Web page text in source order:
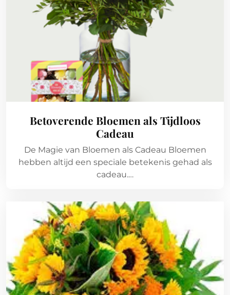
Betoverende Bloemen als Tijdloos
Cadeau
De Magie van Bloemen als Cadeau Bloemen
hebben altijd een speciale betekenis gehad als
cadeau.…